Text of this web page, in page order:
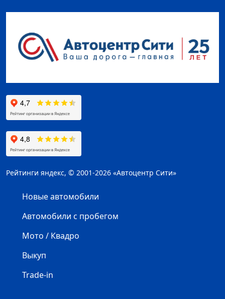
Рейтинги яндекс, © 2001-2026 «Автоцентр Сити»
Новые автомобили
Автомобили с пробегом
Мото / Квадро
Выкуп
Trade-in